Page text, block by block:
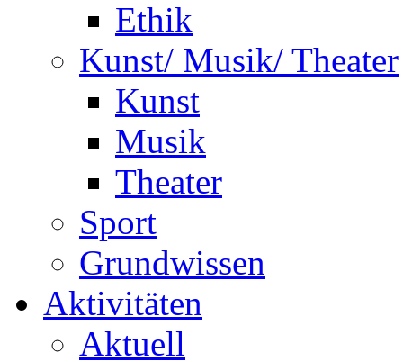
Ethik
Kunst/ Musik/ Theater
Kunst
Musik
Theater
Sport
Grundwissen
Aktivitäten
Aktuell